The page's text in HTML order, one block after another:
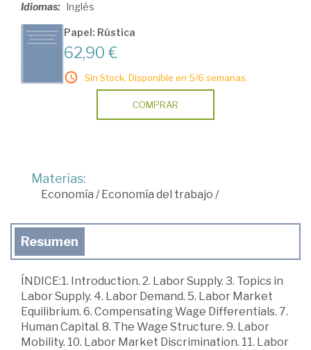
Idiomas: Inglés
Papel: Rústica
62,90 €
Sin Stock. Disponible en 5/6 semanas.
COMPRAR
Materias:
Economía /Economía del trabajo /
Resumen
ÍNDICE:1. Introduction. 2. Labor Supply. 3. Topics in
Labor Supply. 4. Labor Demand. 5. Labor Market
Equilibrium. 6. Compensating Wage Differentials. 7.
Human Capital. 8. The Wage Structure. 9. Labor
Mobility. 10. Labor Market Discrimination. 11. Labor